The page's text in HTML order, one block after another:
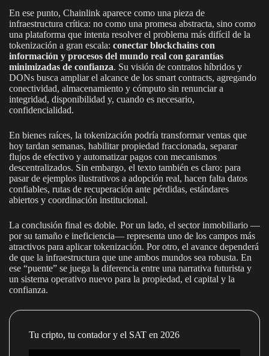
En ese punto, Chainlink aparece como una pieza de
infraestructura crítica: no como una promesa abstracta, sino como
una plataforma que intenta resolver el problema más difícil de la
tokenización a gran escala: conectar blockchains con
información y procesos del mundo real con garantías
minimizadas de confianza. Su visión de contratos híbridos y
DONs busca ampliar el alcance de los smart contracts, agregando
conectividad, almacenamiento y cómputo sin renunciar a
integridad, disponibilidad y, cuando es necesario,
confidencialidad.
En bienes raíces, la tokenización podría transformar ventas que
hoy tardan semanas, habilitar propiedad fraccionada, separar
flujos de efectivo y automatizar pagos con mecanismos
descentralizados. Sin embargo, el texto también es claro: para
pasar de ejemplos ilustrativos a adopción real, hacen falta datos
confiables, rutas de recuperación ante pérdidas, estándares
abiertos y coordinación institucional.
La conclusión final es doble. Por un lado, el sector inmobiliario —
por su tamaño e ineficiencia— representa uno de los campos más
atractivos para aplicar tokenización. Por otro, el avance dependerá
de que la infraestructura que une ambos mundos sea robusta. En
ese “puente” se juega la diferencia entre una narrativa futurista y
un sistema operativo nuevo para la propiedad, el capital y la
confianza.
Tu cripto, tu contador y el SAT en 2026